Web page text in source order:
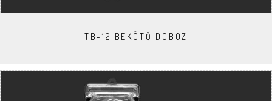
TB-12 BEKÖTŐ DOBOZ